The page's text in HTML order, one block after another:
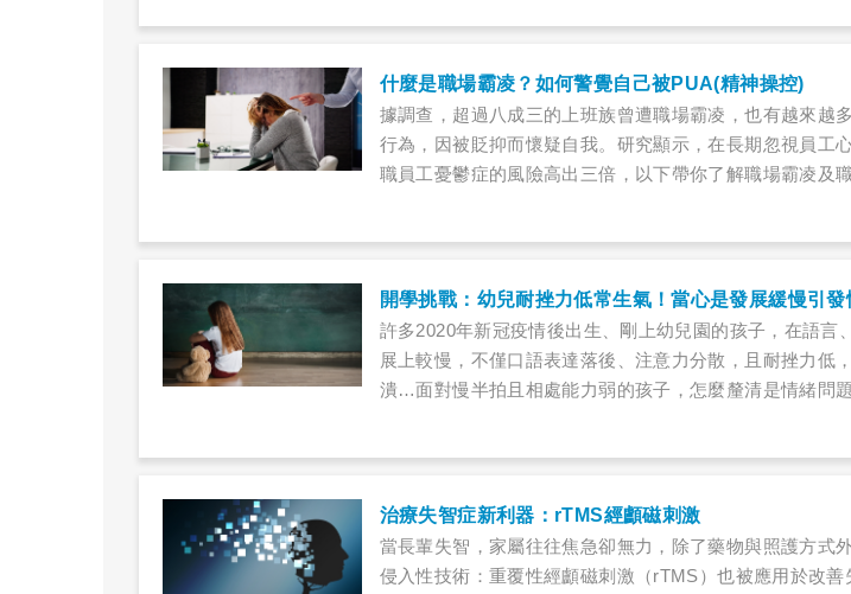
什麼是職場霸凌？如何警覺自己被PUA(精神操控)
據調查，超過八成三的上班族曾遭職場霸凌，也有越來越
行為，因被貶抑而懷疑自我。研究顯示，在長期忽視員工
職員工憂鬱症的風險高出三倍，以下帶你了解職場霸凌及
開學挑戰：幼兒耐挫力低常生氣！當心是發展緩慢引發
許多2020年新冠疫情後出生、剛上幼兒園的孩子，在語言
展上較慢，不僅口語表達落後、注意力分散，且耐挫力低
潰…面對慢半拍且相處能力弱的孩子，怎麼釐清是情緒問
​治療失智症新利器：rTMS經顱磁刺激
當長輩失智，家屬往往焦急卻無力，除了藥物與照護方式
侵入性技術：重覆性經顱磁刺激（rTMS）也被應用於改善